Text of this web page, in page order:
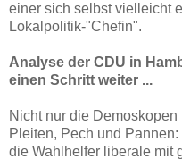
einer sich selbst vielleicht
Lokalpolitik-"Chefin".
Analyse der CDU in
einen Schritt weiter ...
Nicht nur die Demoskopen
Pleiten, Pech und
die Wahlhelfer liberale mit